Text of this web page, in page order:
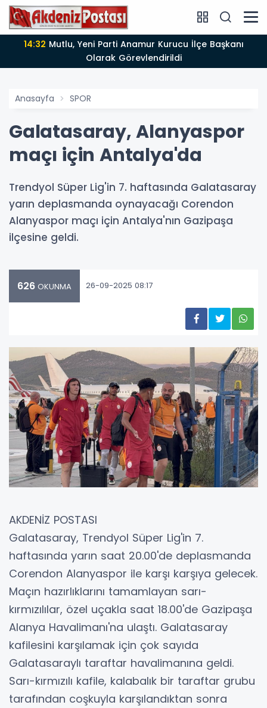
14:32
Olarak Görevlendirildi
Anasayfa SPOR
Galatasaray, Alanyaspor
maçı için Antalya'da
Trendyol Süper Lig'in 7. haftasında Galatasaray
yarın deplasmanda oynayacağı Corendon
Alanyaspor maçı için Antalya'nın Gazipaşa
ilçesine geldi.
626 OKUNMA 26-09-2025 08:17
AKDENİZ POSTASI
Galatasaray, Trendyol Süper Lig'in 7.
haftasında yarın saat 20.00'de deplasmanda
Corendon Alanyaspor ile karşı karşıya gelecek.
Maçın hazırlıklarını tamamlayan sarı-
kırmızılılar, özel uçakla saat 18.00'de Gazipaşa
Alanya Havalimanı'na ulaştı. Galatasaray
kafilesini karşılamak için çok sayıda
Galatasaraylı taraftar havalimanına geldi.
Sarı-kırmızılı kafile, kalabalık bir taraftar grubu
tarafından coşkuyla karşılandıktan sonra